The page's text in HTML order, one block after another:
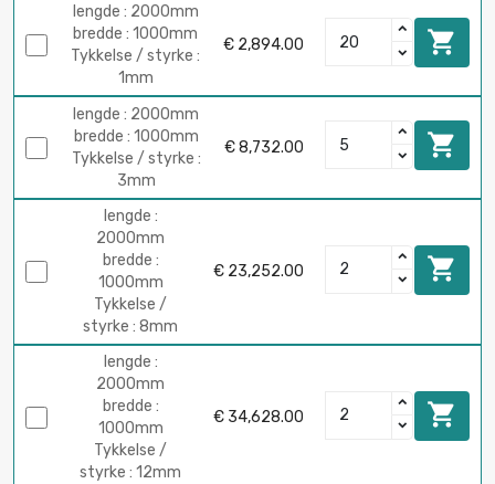
lengde : 2000mm
bredde : 1000mm
Tykkelse / styrke :
1mm
€ 2,894.00 
lengde : 2000mm
bredde : 1000mm
Tykkelse / styrke :
3mm
€ 8,732.00 
lengde :
2000mm
bredde :
1000mm
Tykkelse /
styrke : 8mm
€ 23,252.00 
lengde :
2000mm
bredde :
1000mm
Tykkelse /
styrke : 12mm
€ 34,628.00 